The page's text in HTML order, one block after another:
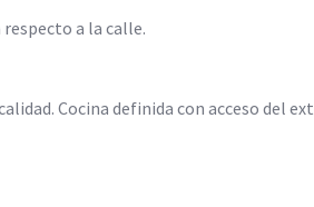
a la calle.
Cocina definida con acceso del